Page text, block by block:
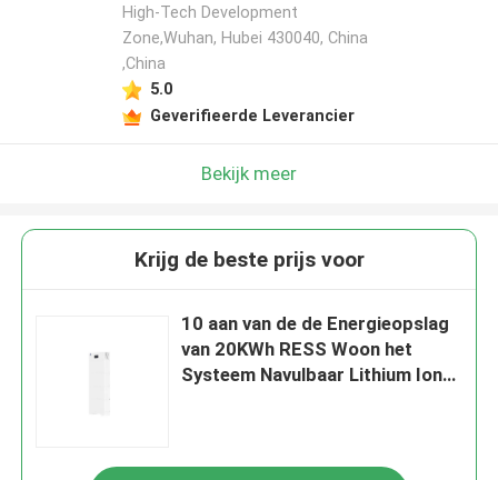
High-Tech Development
Zone,Wuhan, Hubei 430040, China
,China
5.0
Geverifieerde Leverancier
Bekijk meer
Krijg de beste prijs voor
10 aan van de de Energieopslag
van 20KWh RESS Woon het
Systeem Navulbaar Lithium Ion